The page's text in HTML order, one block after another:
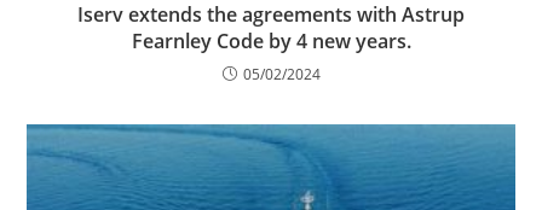
Iserv extends the agreements with Astrup
Fearnley Code by 4 new years.
05/02/2024